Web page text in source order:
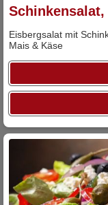
Eisbergsalat mit
Mais & Käse